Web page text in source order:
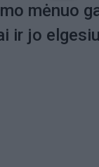
mėnuo
ir jo